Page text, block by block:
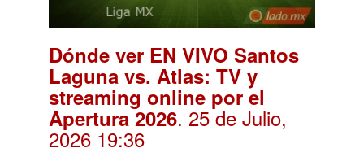
Dónde ver EN VIVO Santos
Laguna vs. Atlas: TV y
streaming online por el
Apertura 2026. 25 de Julio,
2026 19:36